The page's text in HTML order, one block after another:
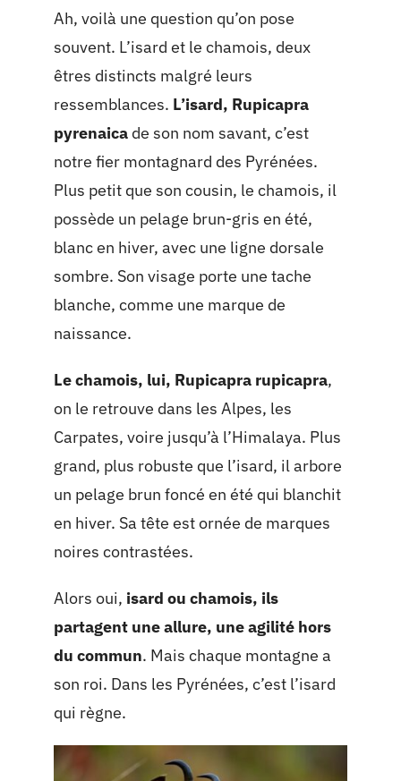
Ah, voilà une question qu’on pose
souvent. L’isard et le chamois, deux
êtres distincts malgré leurs
ressemblances. L’isard, Rupicapra
pyrenaicade son nom savant, c’est
notre fier montagnard des Pyrénées.
Plus petit que son cousin, le chamois, il
possède un pelage brun-gris en été,
blanc en hiver, avec une ligne dorsale
sombre. Son visage porte une tache
blanche, comme une marque de
naissance.
Le chamois, lui, Rupicapra rupicapra,
on le retrouve dans les Alpes, les
Carpates, voire jusqu’à l’Himalaya. Plus
grand, plus robuste que l’isard, il arbore
un pelage brun foncé en été qui blanchit
en hiver. Sa tête est ornée de marques
noires contrastées.
Alors oui, isard ou chamois, ils
partagent une allure, une agilité hors
du commun. Mais chaque montagne a
son roi. Dans les Pyrénées, c’est l’isard
qui règne.